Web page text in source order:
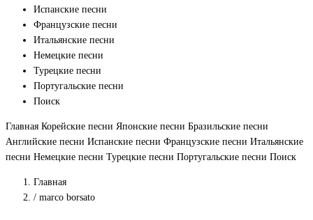
Испанские песни
Французские песни
Итальянские песни
Немецкие песни
Турецкие песни
Португальские песни
Поиск
Главная Корейские песни Японские песни Бразильские песни
Английские песни Испанские песни Французские песни Итальянские
песни Немецкие песни Турецкие песни Португальские песни Поиск
Главная
/ marco borsato